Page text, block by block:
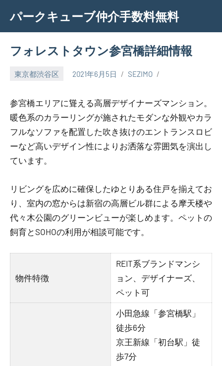
content
パークキューブ仲介手数料無料
フォレストタウン参宮橋詳細情報
東京都渋谷区 2021年6月5日 SEZIMO
参宮橋エリアに聳える高層デザイナーズマンション。
暖色系のカラーリングが施されたモダンな外観やカラ
フルなソファを配置した吹き抜けのエントランスロビ
ーなど高いデザイン性によりお洒落な雰囲気を演出し
ています。
リビングを広めに確保したゆとりある住戸を揃えてお
り、室内の窓からは新宿の高層ビル群による摩天楼や
代々木公園のグリーンビューが楽しめます。ペットの
飼育とSOHOの利用が相談可能です。
物件特徴
REIT系ブランドマンシ
ョン、デザイナーズ、
ペット可
小田急線「参宮橋駅」
徒歩6分
京王新線「初台駅」徒
歩7分